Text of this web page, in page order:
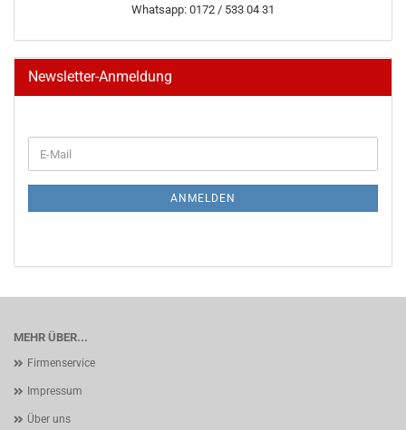
Whatsapp: 0172 / 533 04 31
Newsletter-Anmeldung
ZUR
E-
Mail
ANMELDEN
MEHR ÜBER...
Firmenservice
Impressum
Über uns